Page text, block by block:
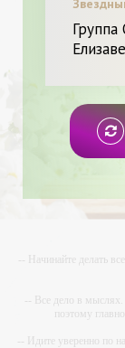
Группа
-- Начинайте делать
-- Все дело в
поэтому
-- Идите уверенно по